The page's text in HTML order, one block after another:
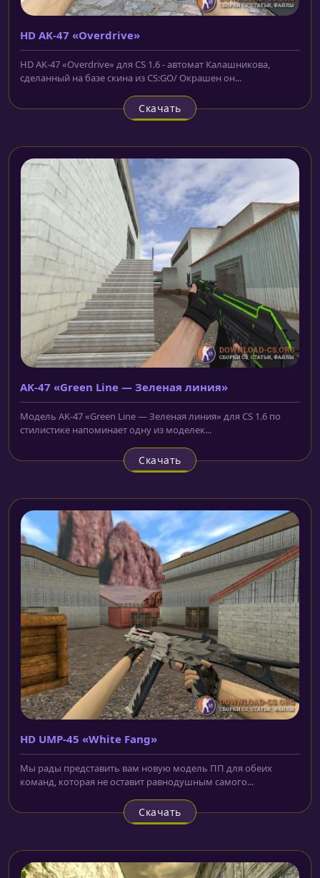
HD AK-47 «Overdrive»
HD AK-47 «Overdrive» для CS 1.6 - автомат Калашникова,
сделанный на базе скина из CS:GO/ Окрашен он...
Скачать
AK-47 «Green Line — Зеленая линия»
Модель AK-47 «Green Line — Зеленая линия» для CS 1.6 по
стилистике напоминает одну из моделек...
Скачать
HD UMP-45 «White Fang»
Мы рады представить вам новую модель ПП для обеих
команд, которая не оставит равнодушным самого...
Скачать